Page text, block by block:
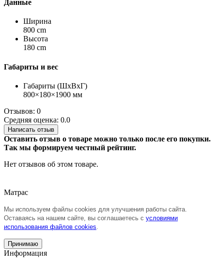
Данные
Ширина
800 cm
Высота
180 cm
Габариты и вес
Габариты (ШхВхГ)
800×180×1900 мм
Отзывов: 0
Средняя оценка: 0.0
Написать отзыв
Оставить отзыв о товаре можно только после его покупки.
Так мы формируем честный рейтинг.
Нет отзывов об этом товаре.
Матрас
Мы используем файлы cookies для улучшения работы сайта.
Оставаясь на нашем сайте, вы соглашаетесь с условиями
использования файлов cookies.
Принимаю
Информация